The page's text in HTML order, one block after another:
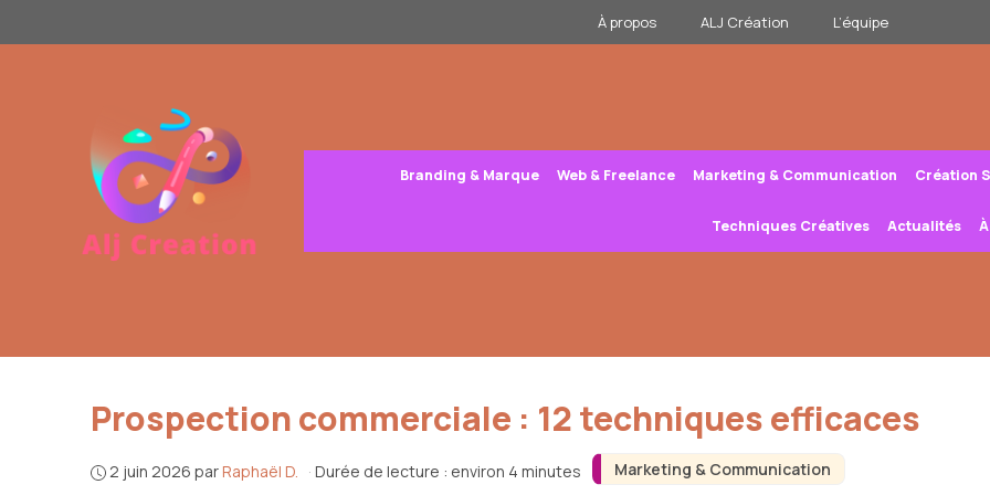
au
À propos ALJ Création L’équipe
Branding & Marque Web & Freelance Marketing & Communication Création
Techniques Créatives Actualités
Marketing & Communication
Prospection commerciale : 12 techniques efficaces
2 juin 2026 parRaphaël D. · Durée de lecture : environ 4 minutes